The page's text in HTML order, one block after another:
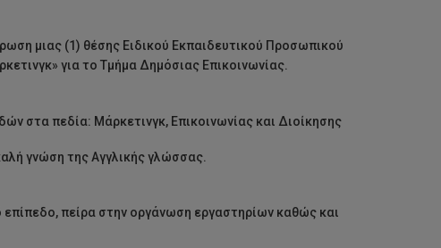
μιας (1) θέσης Ειδικού Εκπαιδευτικού Προσωπικού
για το Τμήμα Δημόσιας Επικοινωνίας.
στα πεδία: Μάρκετινγκ, Επικοινωνίας και Διοίκησης
γνώση της Αγγλικής γλώσσας.
επίπεδο, πείρα στην οργάνωση εργαστηρίων καθώς και